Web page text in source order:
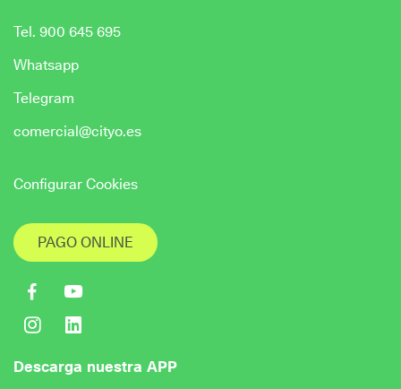
Tel. 900 645 695
Whatsapp
Telegram
comercial@cityo.es
Configurar Cookies
PAGO ONLINE
Descarga nuestra APP